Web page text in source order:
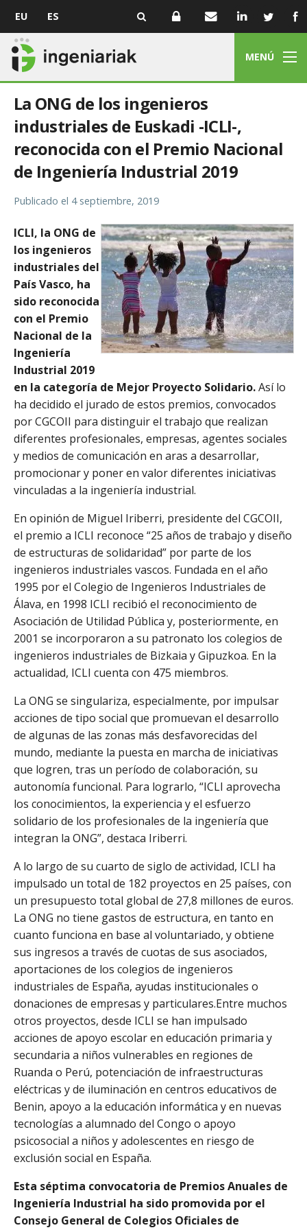
EU ES
MENÚ
La ONG de los ingenieros
industriales de Euskadi -ICLI-,
reconocida con el Premio Nacional
de Ingeniería Industrial 2019
Publicado el 4 septiembre, 2019
ICLI, la ONG de
los ingenieros
industriales del
País Vasco, ha
sido reconocida
con el Premio
Nacional de la
Ingeniería
Industrial 2019
en la categoría de Mejor Proyecto Solidario.Así lo
ha decidido el jurado de estos premios, convocados
por CGCOII para distinguir el trabajo que realizan
diferentes profesionales, empresas, agentes sociales
y medios de comunicación en aras a desarrollar,
promocionar y poner en valor diferentes iniciativas
vinculadas a la ingeniería industrial.
En opinión de Miguel Iriberri, presidente del CGCOII,
el premio a ICLI reconoce “25 años de trabajo y diseño
de estructuras de solidaridad” por parte de los
ingenieros industriales vascos. Fundada en el año
1995 por el Colegio de Ingenieros Industriales de
Álava, en 1998 ICLI recibió el reconocimiento de
Asociación de Utilidad Pública y, posteriormente, en
2001 se incorporaron a su patronato los colegios de
ingenieros industriales de Bizkaia y Gipuzkoa. En la
actualidad, ICLI cuenta con 475 miembros.
La ONG se singulariza, especialmente, por impulsar
acciones de tipo social que promuevan el desarrollo
de algunas de las zonas más desfavorecidas del
mundo, mediante la puesta en marcha de iniciativas
que logren, tras un período de colaboración, su
autonomía funcional. Para lograrlo, “ICLI aprovecha
los conocimientos, la experiencia y el esfuerzo
solidario de los profesionales de la ingeniería que
integran la ONG”, destaca Iriberri.
A lo largo de su cuarto de siglo de actividad, ICLI ha
impulsado un total de 182 proyectos en 25 países, con
un presupuesto total global de 27,8 millones de euros.
La ONG no tiene gastos de estructura, en tanto en
cuanto funciona en base al voluntariado, y obtiene
sus ingresos a través de cuotas de sus asociados,
aportaciones de los colegios de ingenieros
industriales de España, ayudas institucionales o
donaciones de empresas y particulares.Entre muchos
otros proyectos, desde ICLI se han impulsado
acciones de apoyo escolar en educación primaria y
secundaria a niños vulnerables en regiones de
Ruanda o Perú, potenciación de infraestructuras
eléctricas y de iluminación en centros educativos de
Benin, apoyo a la educación informática y en nuevas
tecnologías a alumnado del Congo o apoyo
psicosocial a niños y adolescentes en riesgo de
exclusión social en España.
Esta séptima convocatoria de Premios Anuales de
Ingeniería Industrial ha sido promovida por el
Consejo General de Colegios Oficiales de